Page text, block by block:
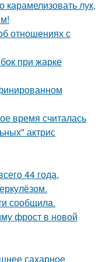
карамелизовать лук,
отношениях с
при жарке
время считалась
актрис
44 года,
сообщила.
фрост в новой
сахарное